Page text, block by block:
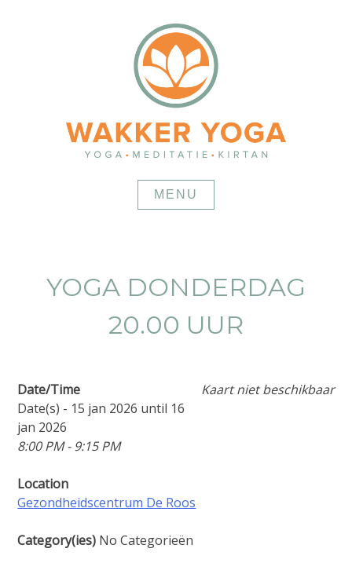
MENU
YOGA DONDERDAG
20.00 UUR
Kaart niet beschikbaar
Date/Time
Date(s) - 15 jan 2026 until 16
jan 2026
8:00 PM - 9:15 PM
Location
Gezondheidscentrum De Roos
Category(ies) No Categorieën